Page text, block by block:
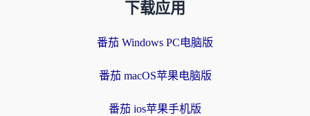
下载应用
番茄 Windows PC电脑版
番茄 macOS苹果电脑版
番茄 ios苹果手机版